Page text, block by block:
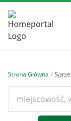
Strona Główna /